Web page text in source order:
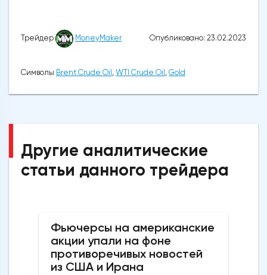
Трейдер MoneyMaker Опубликовано: 23.02.2023
Символы Brent Crude Oil , WTI Crude Oil , Gold
Другие аналитические
статьи данного трейдера
Фьючерсы на американские
акции упали на фоне
противоречивых новостей
из США и Ирана